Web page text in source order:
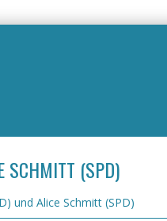
SCHMITT (SPD)
und Alice Schmitt (SPD)